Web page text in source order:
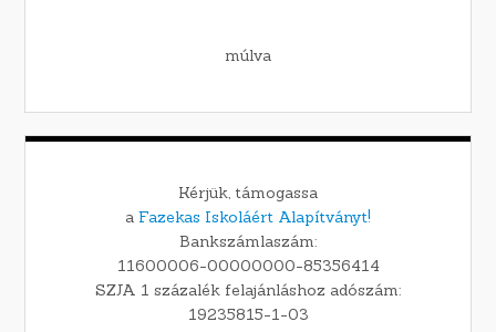
múlva
Kérjük, támogassa
a Fazekas Iskoláért Alapítványt!
Bankszámlaszám:
11600006-00000000-85356414
SZJA 1 százalék felajánláshoz adószám:
19235815-1-03